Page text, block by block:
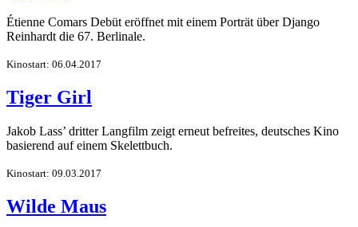
Étienne Comars Debüt eröffnet mit einem Porträt über Django
Reinhardt die 67. Berlinale.
Kinostart: 06.04.2017
Tiger Girl
Jakob Lass’ dritter Langfilm zeigt erneut befreites, deutsches Kino
basierend auf einem Skelettbuch.
Kinostart: 09.03.2017
Wilde Maus